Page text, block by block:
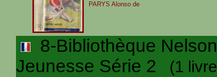
PARYS Alonso de
8-Bibliothèque
Jeunesse Série 2 (1